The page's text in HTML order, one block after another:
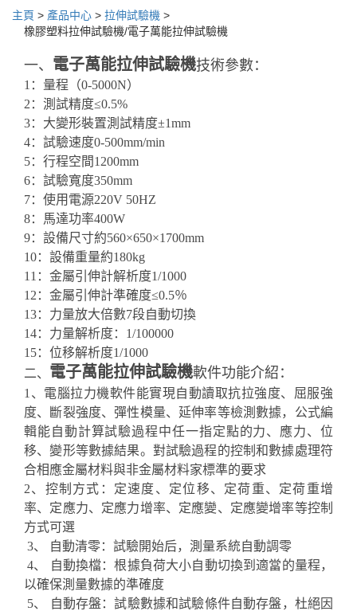
主頁 > 產品中心 > 拉伸試驗機 >
橡膠塑料拉伸試驗機/電子萬能拉伸試驗機
一、 電子萬能拉伸試驗機技術參數：
1：量程（0-5000N）
2：測試精度≤0.5%
3：大變形裝置測試精度±1mm
4：試驗速度0-500mm/min
5：行程空間1200mm
6：試驗寬度350mm
7：使用電源220V 50HZ
8：馬達功率400W
9：設備尺寸約560×650×1700mm
10：設備重量約180kg
11：金屬引伸計解析度1/1000
12：金屬引伸計準確度≤0.5％
13：力量放大倍數7段自動切換
14：力量解析度：1/100000
15：位移解析度1/1000
二、 電子萬能拉伸試驗機軟件功能介紹：
1、電腦拉力機軟件能實現自動讀取抗拉強度、屈服強
度、斷裂強度、彈性模量、延伸率等檢測數據，公式編
輯能自動計算試驗過程中任一指定點的力、應力、位
移、變形等數據結果。對試驗過程的控制和數據處理符
合相應金屬材料與非金屬材料家標準的要求
2、控制方式：定速度、定位移、定荷重、定荷重增
率、定應力、定應力增率、定應變、定應變增率等控制
方式可選
3、 自動清零：試驗開始后，測量系統自動調零
4、 自動換檔：根據負荷大小自動切換到適當的量程，
以確保測量數據的準確度
5、 自動存盤：試驗數據和試驗條件自動存盤，杜絕因